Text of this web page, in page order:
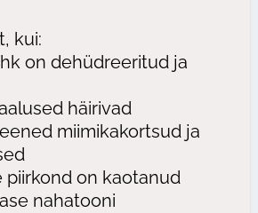
kui:
on dehüdreeritud ja
häirivad
miimikakortsud ja
piirkond on kaotanud
nahatooni